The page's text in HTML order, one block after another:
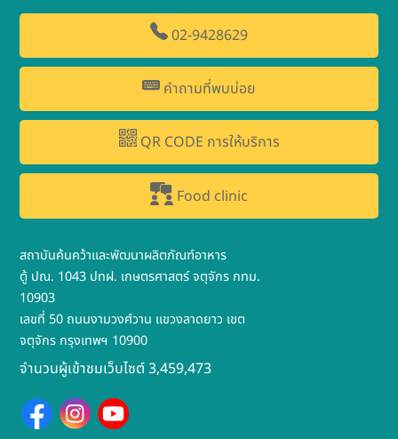
02-9428629
คำถามที่พบบ่อย
QR CODE การให้บริการ
Food clinic
สถาบันค้นคว้าและพัฒนาผลิตภัณฑ์อาหาร
ตู้ ปณ. 1043 ปทฝ. เกษตรศาสตร์ จตุจักร กทม.
10903
เลขที่ 50 ถนนงามวงศ์วาน แขวงลาดยาว เขต
จตุจักร กรุงเทพฯ 10900
จำนวนผู้เข้าชมเว็บไซต์ 3,459,473